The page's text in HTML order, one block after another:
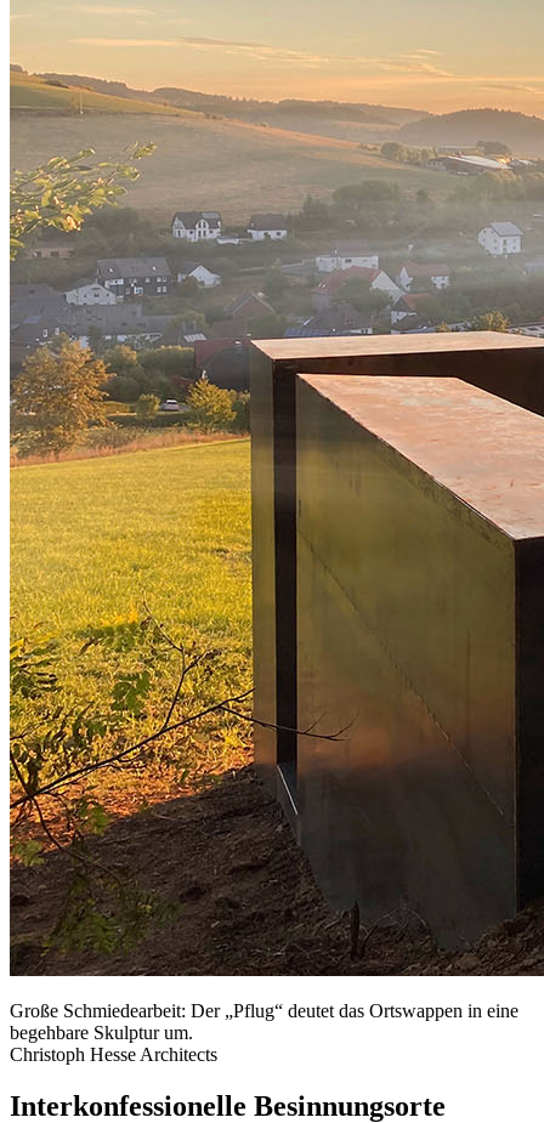
Große Schmiedearbeit: Der „Pflug“ deutet das Ortswappen in eine
begehbare Skulptur um.
Christoph Hesse Architects
Interkonfessionelle Besinnungsorte